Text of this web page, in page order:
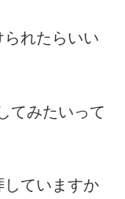
れたらいい
みたいって
ていますか